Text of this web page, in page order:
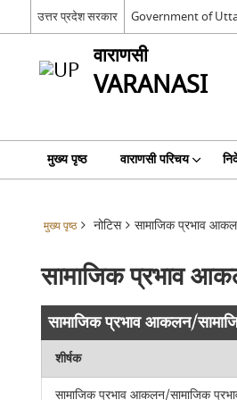
उत्तर प्रदेश सरकार Government of
वाराणसी
VARANASI
मुख्य पृष्ठ वाराणसी परिचय
मुख्य पृष्ठ नोटिस सामाजिक प्रभाव
सामाजिक प्रभाव
सामाजिक प्रभाव आकलन/
शीर्षक
सामाजिक प्रभाव आकलन/सामाजिक